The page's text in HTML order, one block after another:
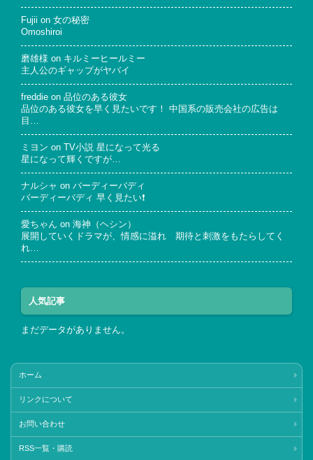
Fujii on 女の秘密
Omoshiroi
磨雄様 on キルミーヒールミー
主人公のギャップがヤバイ
freddie on 品位のある彼女
品位のある彼女を早く見たいです！ 中国系の販売会社の広告は
目…
ミヨン on
TV小説 星になって光る
星になって輝くですが…
ナルシャ on バーディーバディ
バーディーバディ 早く見たい❗
愛ちゃん on 海神（ヘシン）
展開していくドラマが、情感に溢れ 期待と刺激をもたらしてく
れ…
人気記事
まだデータがありません。
ホーム
リンクについて
お問い合わせ
RSS一覧・購読